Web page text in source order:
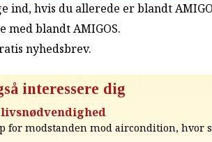
ind, hvis du allerede er blandt
blandt AMIGOS.
nyhedsbrev.
interessere dig
for modstanden mod aircondition, hvor